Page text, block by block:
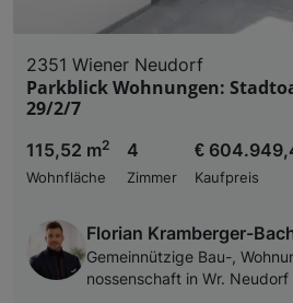
2351 Wiener Neudorf
Parkblick Wohnungen:
29/2/7
115,52 m2
Wohnfläche
4
Zimmer
€
Kaufpreis
Florian Kramberger-
Ge­mein­nüt­zi­ge Bau-,
nos­sen­schaft in Wr. Neu­dorf